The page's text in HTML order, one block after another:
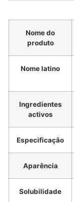
Nome do
produto
Nome latino
Ingredientes
activos
Especificação
Aparência
Solubilidade